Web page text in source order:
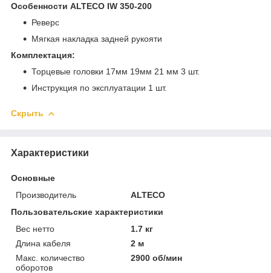
Особенности ALTECO IW 350-200
Реверс
Мягкая накладка задней рукояти
Комплектация:
Торцевые головки 17мм 19мм 21 мм 3 шт.
Инструкция по эксплуатации 1 шт.
Скрыть
Характеристики
Основные
Производитель
ALTECO
Пользовательские характеристики
Вес нетто
1.7 кг
Длина кабеля
2 м
Макс. количество
оборотов
2900 об/мин